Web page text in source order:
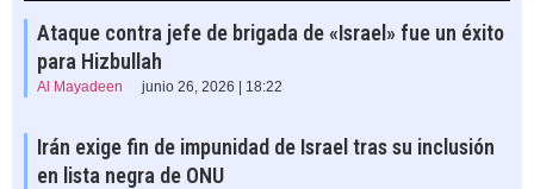
Ataque contra jefe de brigada de «Israel» fue un éxito
para Hizbullah
Al Mayadeen junio 26, 2026 | 18:22
Irán exige fin de impunidad de Israel tras su inclusión
en lista negra de ONU